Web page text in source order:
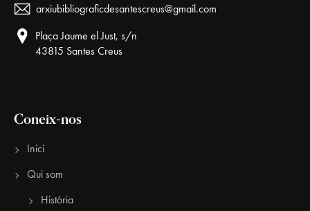
arxiubibliograficdesantescreus@gmail.com
Plaça Jaume el Just, s/n
43815 Santes Creus
Coneix-nos
Inici
Qui som
Història